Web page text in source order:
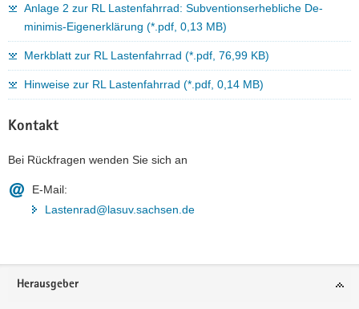
Anlage 2 zur RL Lastenfahrrad: Subventionserhebliche De-
minimis-Eigenerklärung (*.pdf, 0,13 MB)
Merkblatt zur RL Lastenfahrrad (*.pdf, 76,99 KB)
Hinweise zur RL Lastenfahrrad (*.pdf, 0,14 MB)
Kontakt
Bei Rückfragen wenden Sie sich an
E-Mail:
Lastenrad@lasuv.sachsen.de
Footer-
Herausgeber